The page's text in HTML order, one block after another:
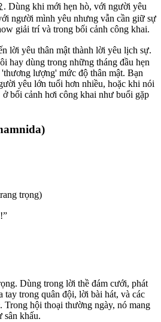
Dùng khi mới hẹn hò, với người yêu
người mình yêu nhưng vẫn cần giữ sự
giải trí và trong bối cảnh công khai.
lời yêu thân mật thành lời yêu lịch sự.
hay dùng trong những tháng đầu hẹn
lượng' mức độ thân mật. Bạn
yêu lớn tuổi hơn nhiều, hoặc khi nói
bối cảnh hơi công khai như buổi gặp
trọng)
”
Dùng trong lời thề đám cưới, phát
tay trong quân đội, lời bài hát, và các
Trong hội thoại thường ngày, nó mang
sân khấu.